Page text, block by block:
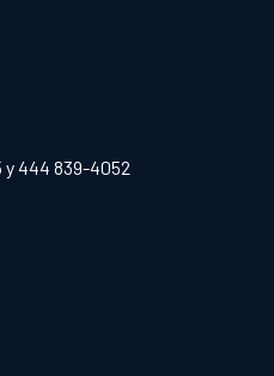
y 444 839-4052